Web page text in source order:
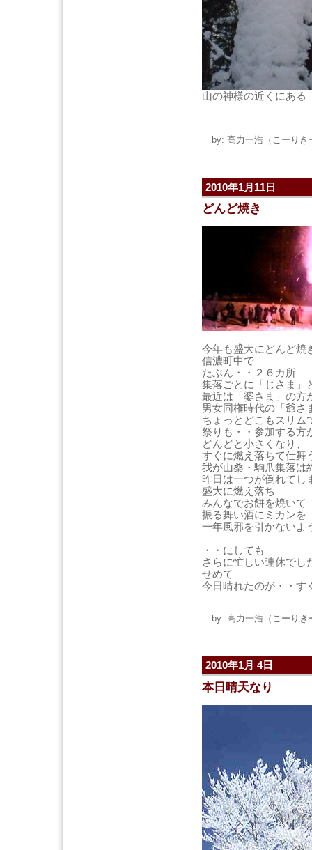
山の神様の近くにある
by: 高力一浩（こーりき
2010年1月11日
どんど焼き
今年も盛大にどんど焼
信濃町中で
たぶん・・２６カ所
集落ごとに「じさま」
最近は「婆さま」の方
男女同権時代の「爺さ
ちょっとどこもスリム
祭りも・・参加する方
どんどと小さくなり、
すぐに燃え落ちて仕舞
我が山桑・駒爪集落は
昨日は一つが倒れてし
盛大に燃え落ち
みんなでお餅を焼いて
振る舞い酒にミカンを
一年風邪を引かないよ
・・にしても
さらに忙しい連休でし
せめて
今日晴れたのが・・す
by: 高力一浩（こーりき
2010年1月 4日
本日晴天なり